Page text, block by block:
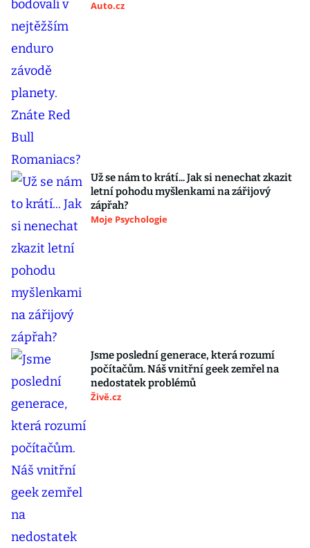
Auto.cz
Už se nám to krátí... Jak si nenechat zkazit
letní pohodu myšlenkami na zářijový
zápřah?
Moje Psychologie
Jsme poslední generace, která rozumí
počítačům. Náš vnitřní geek zemřel na
nedostatek problémů
Živě.cz